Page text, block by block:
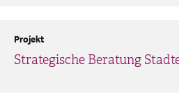
Strategische Beratung
Projekt